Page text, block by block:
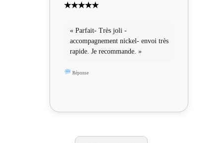
★★★★★
« Parfait- Très joli -
accompagnement nickel- envoi très
rapide. Je recommande. »
Réponse